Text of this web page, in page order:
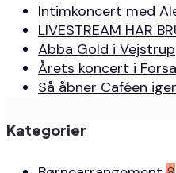
Intimkoncert med
LIVESTREAM HAR
Abba Gold i Vejstrup
Årets koncert i
Så åbner Caféen
Kategorier